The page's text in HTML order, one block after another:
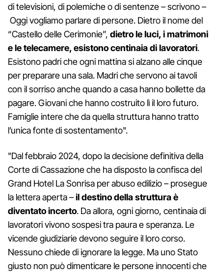
di televisioni, di polemiche o di sentenze – scrivono –
Oggi vogliamo parlare di persone. Dietro il nome del
“Castello delle Cerimonie”, dietro le luci, i matrimoni
e le telecamere, esistono centinaia di lavoratori.
Esistono padri che ogni mattina si alzano alle cinque
per preparare una sala. Madri che servono ai tavoli
con il sorriso anche quando a casa hanno bollette da
pagare. Giovani che hanno costruito lì il loro futuro.
Famiglie intere che da quella struttura hanno tratto
l’unica fonte di sostentamento".
"Dal febbraio 2024, dopo la decisione definitiva della
Corte di Cassazione che ha disposto la confisca del
Grand Hotel La Sonrisa per abuso edilizio – prosegue
la lettera aperta –il destino della struttura è
diventato incerto. Da allora, ogni giorno, centinaia di
lavoratori vivono sospesi tra paura e speranza. Le
vicende giudiziarie devono seguire il loro corso.
Nessuno chiede di ignorare la legge. Ma uno Stato
giusto non può dimenticare le persone innocenti che